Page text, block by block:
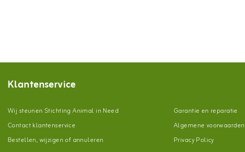
Klantenservice
Wij steunen Stichting Animal in Need
Contact klantenservice
Bestellen, wijzigen of annuleren
Garantie en reparatie
Algemene voorwaarden
Privacy Policy